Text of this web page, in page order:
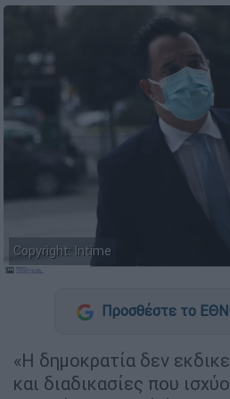
Copyright: Intime
Προσθέστε το
«Η δημοκρατία δεν
και διαδικασίες που